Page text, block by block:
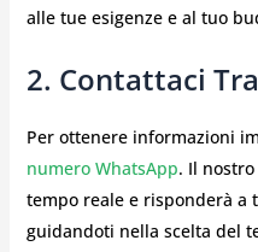
alle tue esigenze e al tuo
2. Contattaci
Per ottenere informazioni
numero WhatsApp. Il
tempo reale e risponderà a
guidandoti nella scelta del